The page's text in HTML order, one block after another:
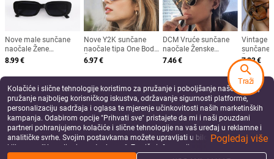
Nove modne sunčane naočale
Ženske klasične UV400 naočale
Vintage luksuzni dizajn Gafas De
Sol Solncezaŝitnye Očki
add_shopping_cart
Prevelike četvrtaste sunčane
naočale Ženske retro crne sjenila za
vožnju Naočale Ženske vintage
dizajnerske sunčane naočale s
ogledalom
7.20€
add_shopping_cart
Kolačiće i slične tehnologije koristimo za pružanje i poboljšanje naše Usluge,
pružanje najboljeg korisničkog iskustva, održavanje sigurnosti platforme,
personalizaciju sadržaja i oglasa te mjerenje učinkovitosti naših marketinških
kampanja. Odabirom opcije "Prihvati sve" pristajete da mi i naši pouzdani
partneri pohranjujemo kolačiće i slične tehnologije na vaš uređaj u reklamne i
analitičke svrhe. Svojim postavkama možete upravljati u bilo kojem trenutku
klikom na "Upravljanje postavkama". Za više informacija pogledajte našu
Pogledaj više
search
Traži